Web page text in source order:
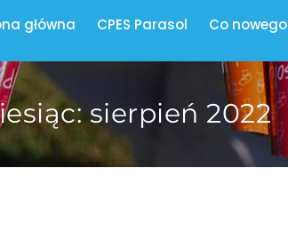
główna CPES Parasol Co nowego
sierpień 2022